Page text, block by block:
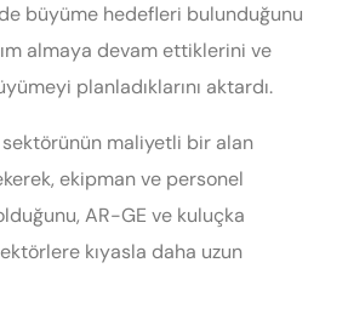
büyüme hedefleri bulunduğunu
almaya devam ettiklerini ve
planladıklarını aktardı.
maliyetli bir alan
ekipman ve personel
AR-GE ve kuluçka
kıyasla daha uzun